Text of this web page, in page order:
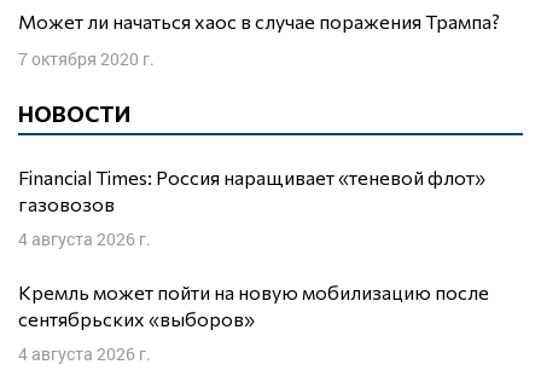
Может ли начаться хаос в случае поражения Трампа?
7 октября 2020 г.
НОВОСТИ
Financial Times: Россия наращивает «теневой флот»
газовозов
4 августа 2026 г.
Кремль может пойти на новую мобилизацию после
сентябрьских «выборов»
4 августа 2026 г.